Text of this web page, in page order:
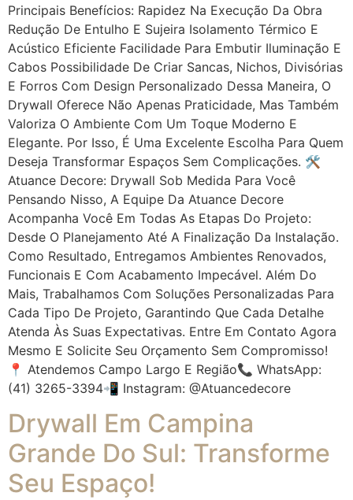
Principais Benefícios: Rapidez Na Execução Da Obra
Redução De Entulho E Sujeira Isolamento Térmico E
Acústico Eficiente Facilidade Para Embutir Iluminação E
Cabos Possibilidade De Criar Sancas, Nichos, Divisórias
E Forros Com Design Personalizado Dessa Maneira, O
Drywall Oferece Não Apenas Praticidade, Mas Também
Valoriza O Ambiente Com Um Toque Moderno E
Elegante. Por Isso, É Uma Excelente Escolha Para Quem
Deseja Transformar Espaços Sem Complicações. 🛠
Atuance Decore: Drywall Sob Medida Para Você
Pensando Nisso, A Equipe Da Atuance Decore
Acompanha Você Em Todas As Etapas Do Projeto:
Desde O Planejamento Até A Finalização Da Instalação.
Como Resultado, Entregamos Ambientes Renovados,
Funcionais E Com Acabamento Impecável. Além Do
Mais, Trabalhamos Com Soluções Personalizadas Para
Cada Tipo De Projeto, Garantindo Que Cada Detalhe
Atenda Às Suas Expectativas. Entre Em Contato Agora
Mesmo E Solicite Seu Orçamento Sem Compromisso!
📍 Atendemos Campo Largo E Região📞 WhatsApp:
(41) 3265-3394📲 Instagram: @atuancedecore
Drywall Em Campina
Grande Do Sul: Transforme
Seu Espaço!